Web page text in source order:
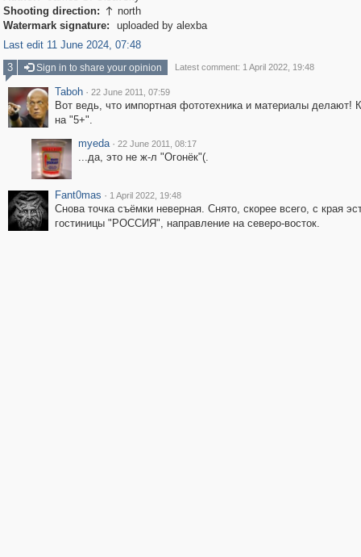
Shooting direction:  north
Watermark signature:
uploaded by alexba
Last edit 11 June 2024, 07:48
3
Sign in to share your opinion Latest comment: 1 April 2022, 19:48
Taboh · 22 June 2011, 07:59
Вот ведь, что импортная фототехника и материалы делают!
на "5+".
myeda · 22 June 2011, 08:17
...да, это не ж-л "Огонёк"(.
Fant0mas · 1 April 2022, 19:48
Снова точка съёмки неверная. Снято, скорее всего, с края
гостиницы "РОССИЯ", направление на северо-восток.